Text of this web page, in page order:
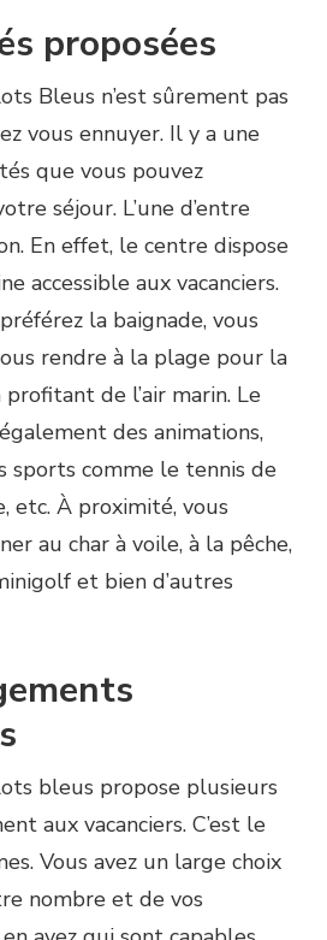
proposées
Bleus n’est sûrement pas
vous ennuyer. Il y a une
que vous pouvez
séjour. L’une d’entre
En effet, le centre dispose
accessible aux vacanciers.
la baignade, vous
rendre à la plage pour la
de l’air marin. Le
des animations,
sports comme le tennis de
etc. À proximité, vous
au char à voile, à la pêche,
et bien d’autres
bleus propose plusieurs
aux vacanciers. C’est le
Vous avez un large choix
nombre et de vos